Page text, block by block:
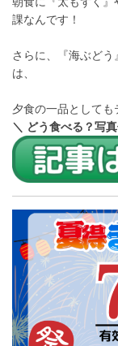
課なんです！
さらに、『海ぶど
は、
夕食の一品としても
＼ どう食べる？写